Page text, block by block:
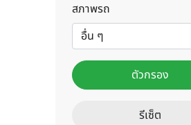
สภาพรถ
รีเซ็ต
ตัวกรอง